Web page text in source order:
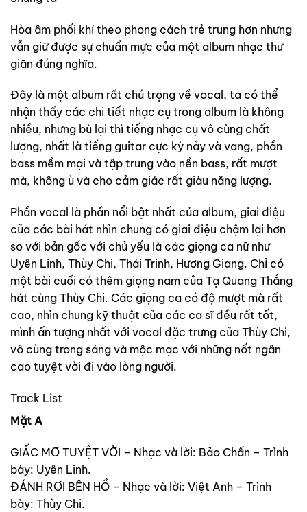
Hòa âm phối khí theo phong cách trẻ trung hơn nhưng
vẫn giữ được sự chuẩn mực của một album nhạc thư
giãn đúng nghĩa.
Đây là một album rất chú trọng về vocal, ta có thể
nhận thấy các chi tiết nhạc cụ trong album là không
nhiều, nhưng bù lại thì tiếng nhạc cụ vô cùng chất
lượng, nhất là tiếng guitar cực kỳ nảy và vang, phần
bass mềm mại và tập trung vào nền bass, rất mượt
mà, không ù và cho cảm giác rất giàu năng lượng.
Phần vocal là phần nổi bật nhất của album, giai điệu
của các bài hát nhìn chung có giai điệu chậm lại hơn
so với bản gốc với chủ yếu là các giọng ca nữ như
Uyên Linh, Thùy Chi, Thái Trinh, Hương Giang. Chỉ có
một bài cuối có thêm giọng nam của Tạ Quang Thắng
hát cùng Thùy Chi. Các giọng ca có độ mượt mà rất
cao, nhìn chung kỹ thuật của các ca sĩ đều rất tốt,
mình ấn tượng nhất với vocal đặc trưng của Thùy Chi,
vô cùng trong sáng và mộc mạc với những nốt ngân
cao tuyệt vời đi vào lòng người.
Track List
Mặt A
GIẤC MƠ TUYỆT VỜI – Nhạc và lời: Bảo Chấn – Trình
bày: Uyên Linh.
ĐÁNH RƠI BÊN HỒ – Nhạc và lời: Việt Anh – Trình
bày: Thùy Chi.